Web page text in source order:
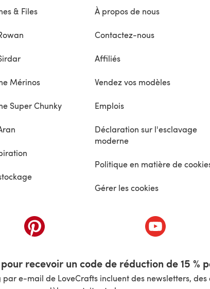
& Files
Mérinos
Super Chunky
À propos de nous
Contactez-nous
Affiliés
Vendez vos modèles
Emplois
Déclaration sur l'esclavage
moderne
Politique en matière de
Gérer les cookies
onglet) (s'ouvre dans un nouvel onglet) (s'ouvre dans
recevoir un code de réduction de 15 %
par e-mail de LoveCrafts incluent des newsletters,